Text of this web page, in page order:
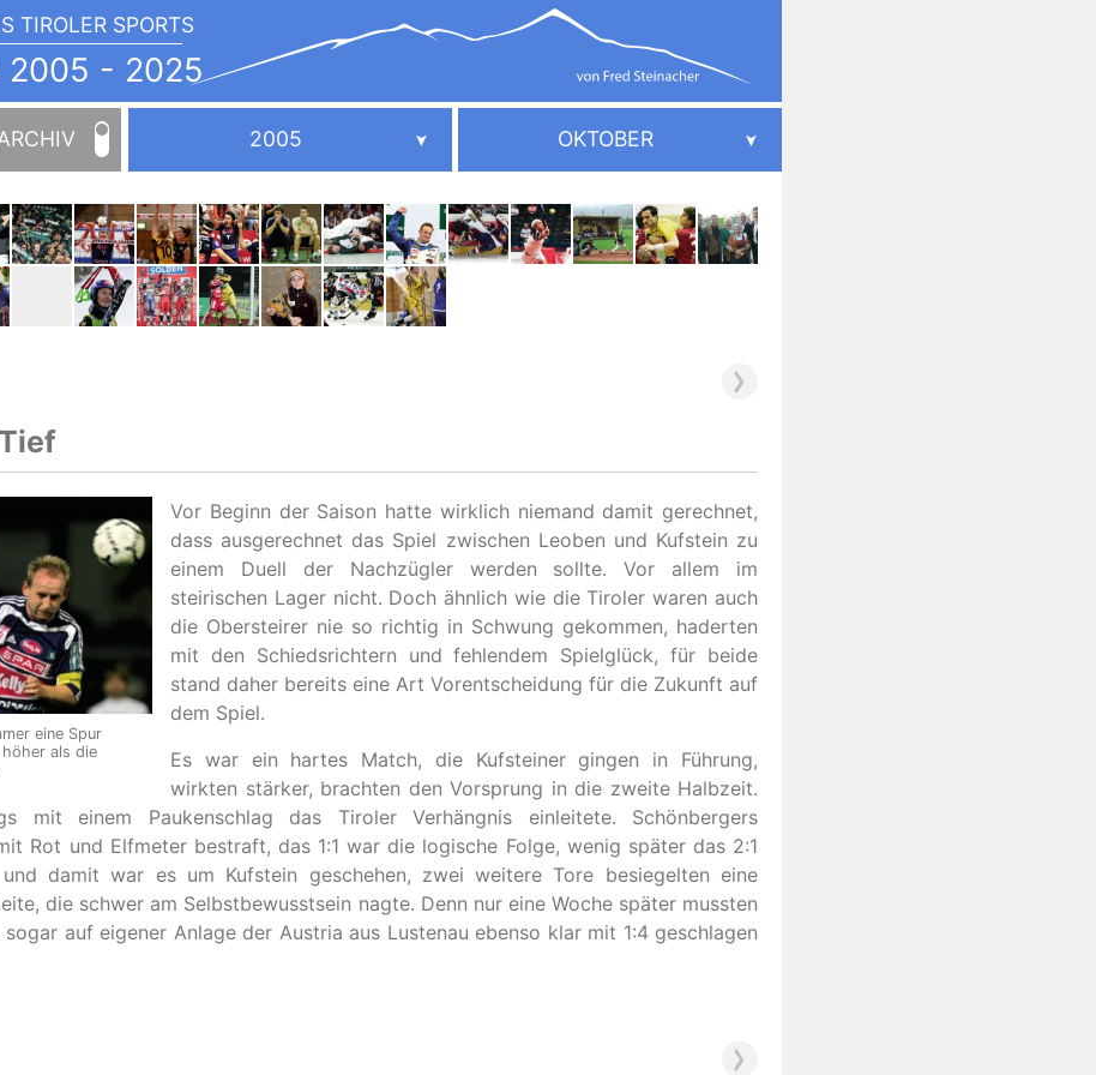
TIROLER SPORTS
2005 - 2025
JAHRBUCH
2005
2025
2005 OKTOBER
eine Spur
als die
Vor Beginn der Saison hatte wirklich niemand damit gerechnet,
dass ausgerechnet das Spiel zwischen Leoben und Kufstein zu
einem Duell der Nachzügler werden sollte. Vor allem im
steirischen Lager nicht. Doch ähnlich wie die Tiroler waren auch
die Obersteirer nie so richtig in Schwung gekommen, haderten
mit den Schiedsrichtern und fehlendem Spielglück, für beide
stand daher bereits eine Art Vorentscheidung für die Zukunft auf
dem Spiel.
Es war ein hartes Match, die Kufsteiner gingen in Führung,
wirkten stärker, brachten den Vorsprung in die zweite Halbzeit.
mit einem Paukenschlag das Tiroler Verhängnis einleitete. Schönbergers
Rot und Elfmeter bestraft, das 1:1 war die logische Folge, wenig später das 2:1
damit war es um Kufstein geschehen, zwei weitere Tore besiegelten eine
die schwer am Selbstbewusstsein nagte. Denn nur eine Woche später mussten
auf eigener Anlage der Austria aus Lustenau ebenso klar mit 1:4 geschlagen